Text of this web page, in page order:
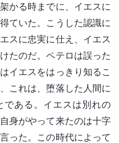
かる時までに、イエスに
ていた。こうした認識に
スに忠実に仕え、イエス
たのだ。ペテロは誤った
イエスをはっきり知るこ
これは、堕落した人間に
である。イエスは別れの
身がやって来たのは十字
った。この時代によって